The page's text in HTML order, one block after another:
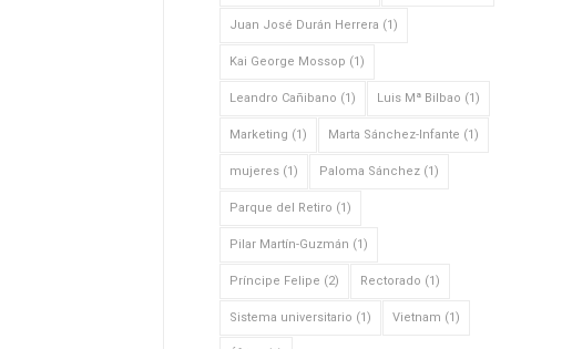
Juan José Durán Herrera (1)
Kai George Mossop (1)
Leandro Cañibano (1) Luis Mª Bilbao (1)
Marketing (1) Marta Sánchez-Infante (1)
mujeres(1) Paloma Sánchez(1)
Parque del Retiro (1)
Pilar Martín-Guzmán (1)
Príncipe Felipe (2) Rectorado (1)
Sistema universitario (1) Vietnam (1)